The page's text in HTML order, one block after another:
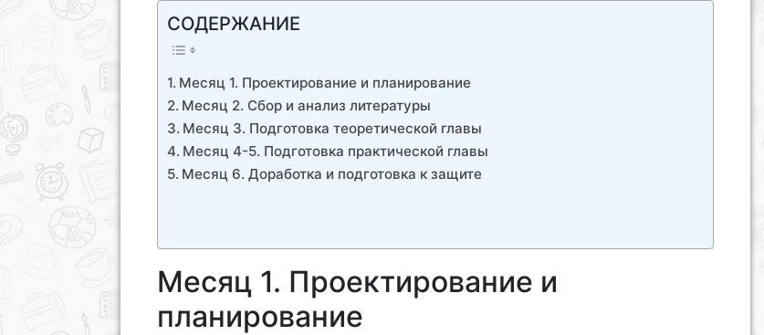
СОДЕРЖАНИЕ
Месяц 1. Проектирование и планирование
Месяц 2. Сбор и анализ литературы
Месяц 3. Подготовка теоретической главы
Месяц 4-5. Подготовка практической главы
Месяц 6. Доработка и подготовка к защите
Месяц 1. Проектирование и
планирование